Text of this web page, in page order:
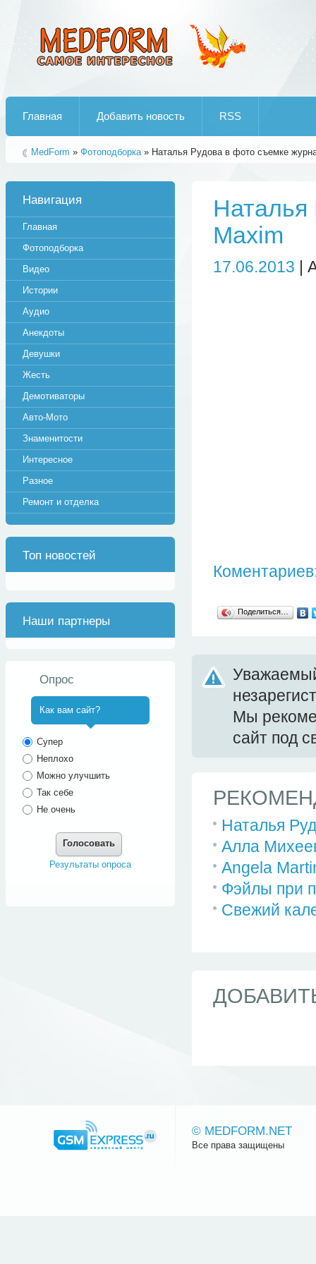
Главная Добавить новость RSS
MedForm » Фотоподборка» Наталья Рудова в фото съемке
Наталья
Maxim
17.06.2013 |
Поделиться…
Мы
сайт под
Наталья
Алла
Angela
Фэйлы при
Свежий
Навигация
Главная
Фотоподборка
Видео
Истории
Аудио
Анекдоты
Девушки
Жесть
Демотиваторы
Авто-Мото
Знаменитости
Интересное
Разное
Ремонт и отделка
Топ новостей
Наши партнеры
Опрос
Как вам сайт?
Супер
Неплохо
Можно улучшить
Так себе
Не очень
Голосовать
Результаты опроса
© MEDFORM.NET
Все права защищены